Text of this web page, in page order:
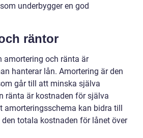
underbygger en god
räntor
amortering och ränta är
hanterar lån. Amortering är den
går till att minska själva
ränta är kostnaden för själva
amorteringsschema kan bidra till
totala kostnaden för lånet över